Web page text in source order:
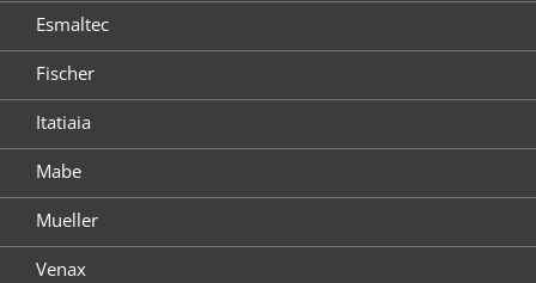
Esmaltec
Fischer
Itatiaia
Mabe
Mueller
Venax